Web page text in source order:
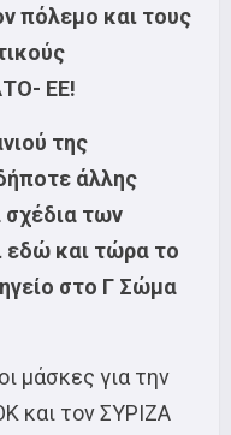
πόλεμο και τους
ΕΕ!
της
άλλης
σχέδια των
εδώ και τώρα το
στο Γ Σώμα
μάσκες για την
και τον ΣΥΡΙΖΑ